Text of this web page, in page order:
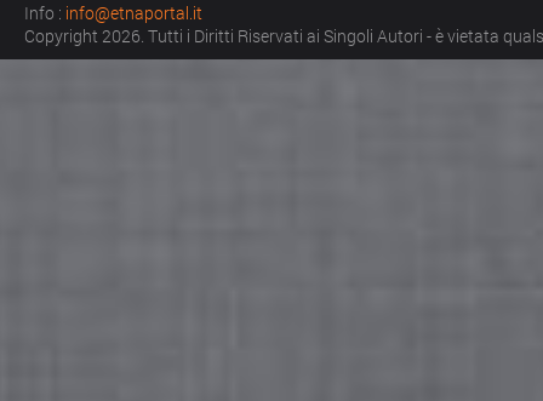
Info : info@etnaportal.it
Copyright 2026. Tutti i Diritti Riservati ai Singoli Autori - è vietata